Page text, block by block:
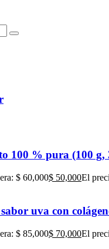
100 % pura (100
$ 60,000$ 50,000El
uva con
$ 85,000$ 70,000El